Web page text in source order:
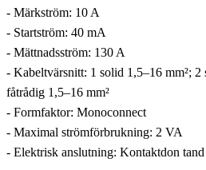
- Märkström: 10 A
- Startström: 40 mA
- Mättnadsström: 130 A
- Kabeltvärsnitt: 1 solid 1,5–16 mm²; 2
fåtrådig 1,5–16 mm²
- Formfaktor: Monoconnect
- Maximal strömförbrukning: 2 VA
- Elektrisk anslutning: Kontaktdon tand